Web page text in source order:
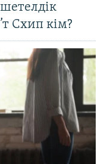
Схип кім?